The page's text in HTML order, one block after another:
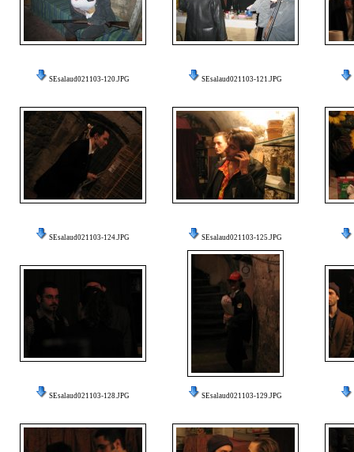
SEsalaud021103-120.JPG SEsalaud021103-121.JPG
SEsalaud021103-124.JPG SEsalaud021103-125.JPG
SEsalaud021103-128.JPG SEsalaud021103-129.JPG